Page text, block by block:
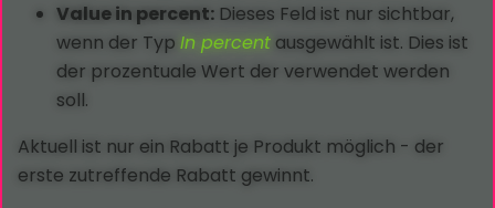
Value in percent: Dieses Feld ist nur sichtbar,
wenn der TypIn percent ausgewählt ist. Dies ist
der prozentuale Wert der verwendet werden
soll.
Aktuell ist nur ein Rabatt je Produkt möglich - der
erste zutreffende Rabatt gewinnt.